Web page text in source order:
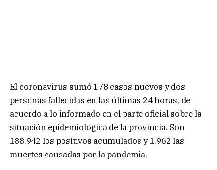
El coronavirus sumó 178 casos nuevos y dos
personas fallecidas en las últimas 24 horas, de
acuerdo a lo informado en el parte oficial sobre la
situación epidemiológica de la provincia. Son
188.942 los positivos acumulados y 1.962 las
muertes causadas por la pandemia.